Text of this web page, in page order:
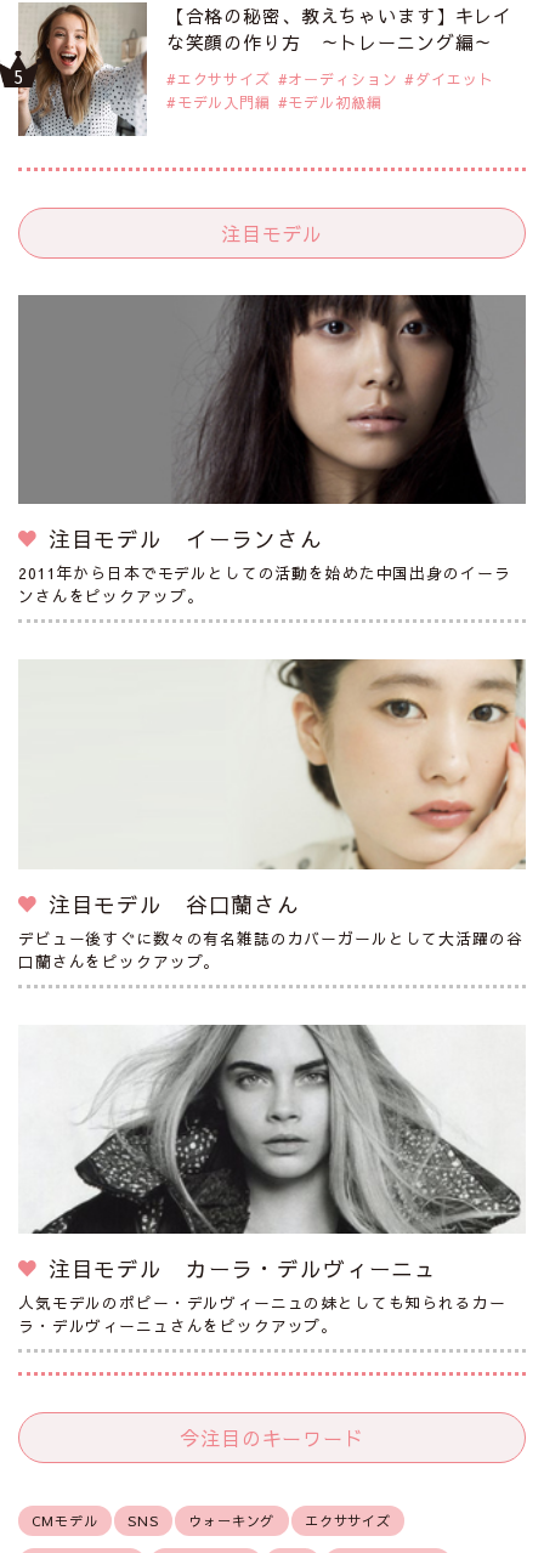
【合格の秘密、教えちゃいます】キレイ
な笑顔の作り方 ～トレーニング編～
エクササイズ オーディション
ダイエット
モデル入門編
モデル初級編
注目モデル
注目モデル イーランさん
2011年から日本でモデルとしての活動を始めた中国出身のイーラ
ンさんをピックアップ。
注目モデル 谷口蘭さん
デビュー後すぐに数々の有名雑誌のカバーガールとして大活躍の谷
口蘭さんをピックアップ。
注目モデル カーラ・デルヴィーニュ
人気モデルのポピー・デルヴィーニュの妹としても知られるカー
ラ・デルヴィーニュさんをピックアップ。
今注目のキーワード
CMモデル SNS ウォーキング エクササイズ